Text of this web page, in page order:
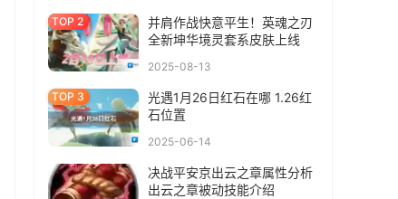
并肩作战快意平生！英魂之刃
全新坤华境灵套系皮肤上线
2025-08-13
光遇1月26日红石在哪 1.26红
石位置
2025-06-14
决战平安京出云之章属性分析
出云之章被动技能介绍